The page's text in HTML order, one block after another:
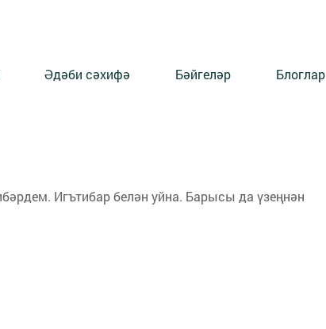
Әдәби сәхифә Бәйгеләр Блоглар
Игътибар белән уйна. Барысы да үзеңнән